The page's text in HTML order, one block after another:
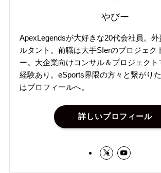
やびー
ApexLegendsが大好きな20代会社員。
ルタント。前職は大手SIerのプロジェク
ー。大企業向けコンサル＆プロジェクト
経験あり。eSports界隈の方々と繋がり
はプロフィールへ。
詳しいプロフィール